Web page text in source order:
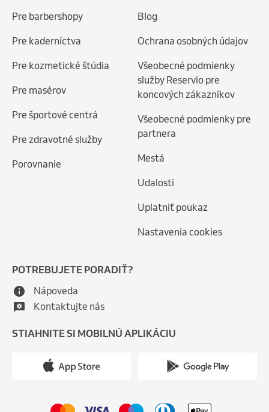
Pre barbershopy
Pre kaderníctva
Pre kozmetické štúdia
Pre masérov
Pre športové centrá
Pre zdravotné služby
Porovnanie
Blog
Ochrana osobných údajov
Všeobecné podmienky
služby Reservio pre
koncových zákazníkov
Všeobecné podmienky pre
partnera
Mestá
Udalosti
Uplatniť poukaz
Nastavenia cookies
POTREBUJETE PORADIŤ?
Nápoveda
Kontaktujte nás
STIAHNITE SI MOBILNÚ APLIKÁCIU